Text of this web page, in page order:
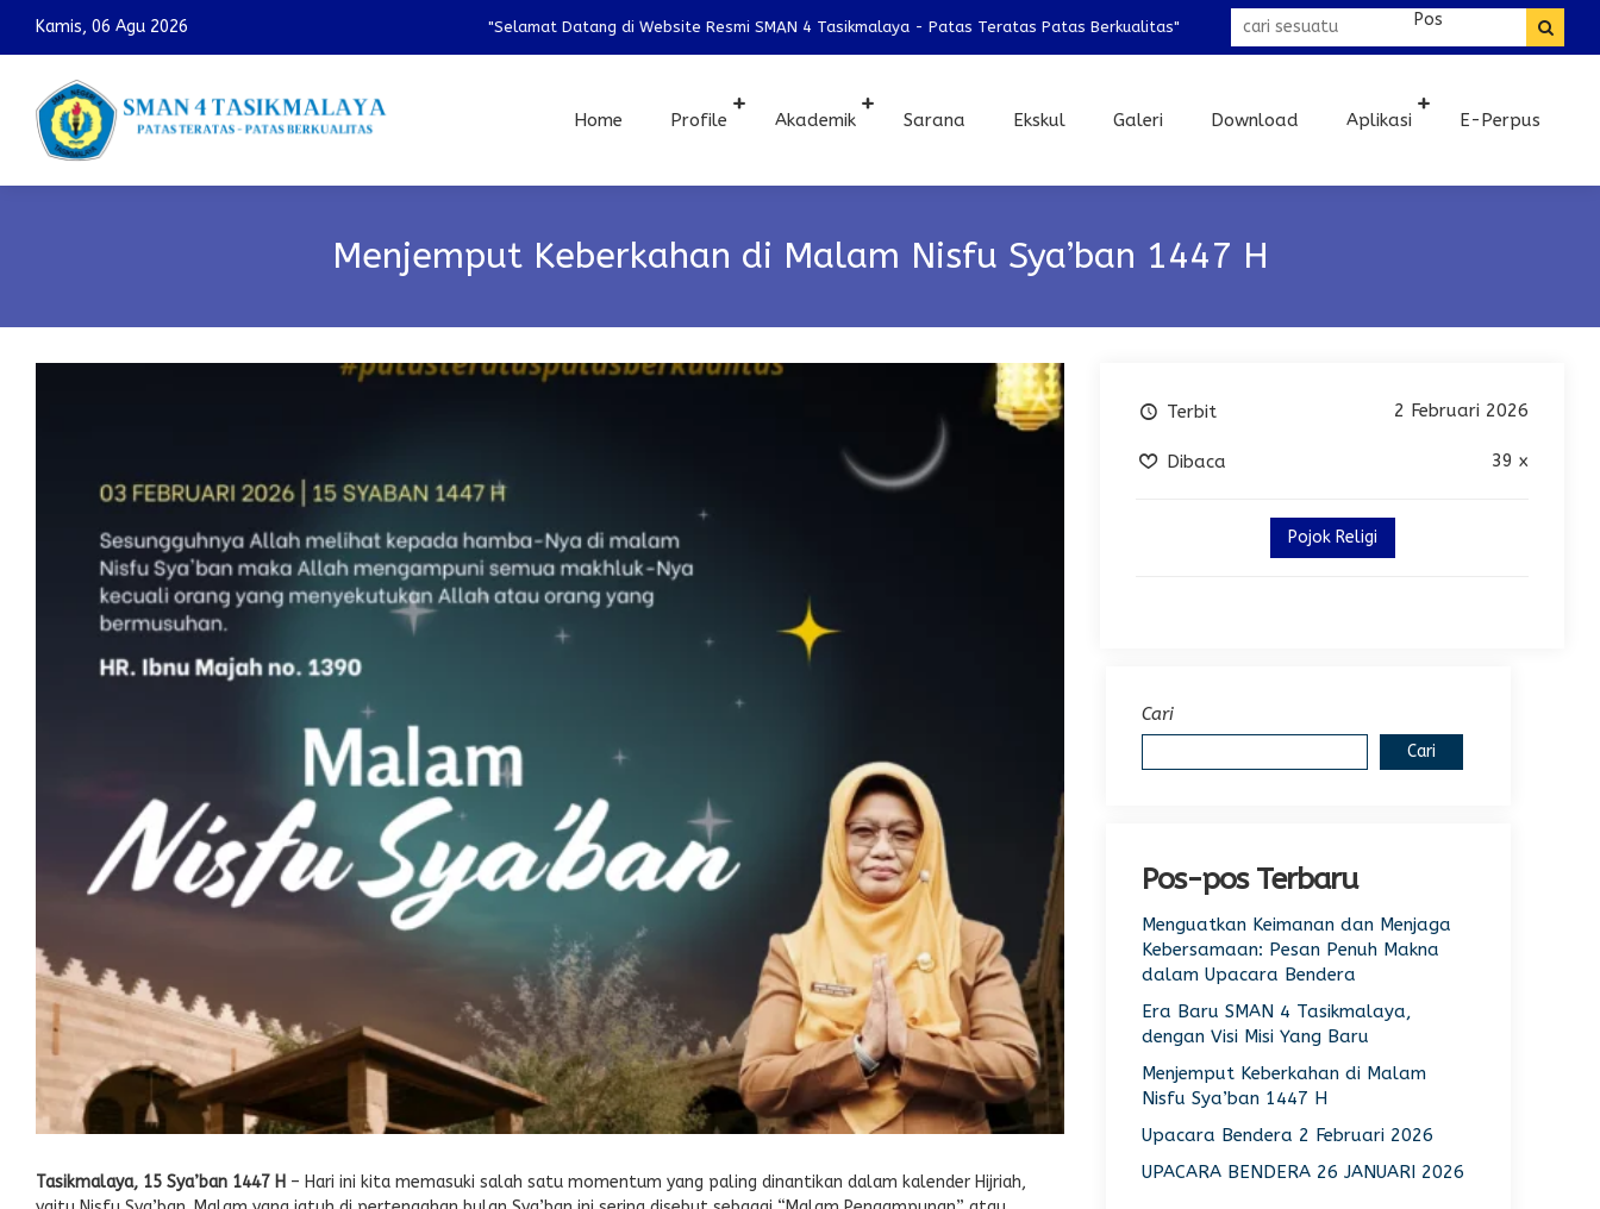
Kamis, 06 Agu 2026 "Selamat Datang di Website Resmi SMAN 4 Tasikmalaya - Patas Teratas Patas Berkualitas"
Home Profile Akademik Sarana Ekskul Galeri Download Aplikasi E-Perpus
Menjemput Keberkahan di Malam Nisfu Sya’ban 1447 H
Tasikmalaya, 15 Sya’ban 1447 H – Hari ini kita memasuki salah satu momentum yang paling dinantikan dalam kalender Hijriah,
Terbit 2 Februari 2026
Dibaca 39 x
Pojok Religi
Cari
Cari
Pos-pos Terbaru
Menguatkan Keimanan dan Menjaga
Kebersamaan: Pesan Penuh Makna
dalam Upacara Bendera
Era Baru SMAN 4 Tasikmalaya,
dengan Visi Misi Yang Baru
Menjemput Keberkahan di Malam
Nisfu Sya’ban 1447 H
Upacara Bendera 2 Februari 2026
UPACARA BENDERA 26 JANUARI 2026